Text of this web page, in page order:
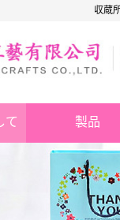
収蔵
て 製品